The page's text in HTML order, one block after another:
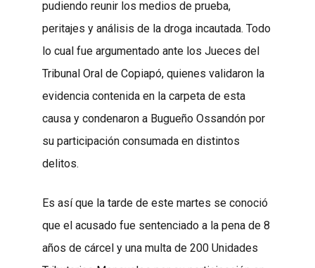
pudiendo reunir los medios de prueba,
peritajes y análisis de la droga incautada. Todo
lo cual fue argumentado ante los Jueces del
Tribunal Oral de Copiapó, quienes validaron la
evidencia contenida en la carpeta de esta
causa y condenaron a Bugueño Ossandón por
su participación consumada en distintos
delitos.
Es así que la tarde de este martes se conoció
que el acusado fue sentenciado a la pena de 8
años de cárcel y una multa de 200 Unidades